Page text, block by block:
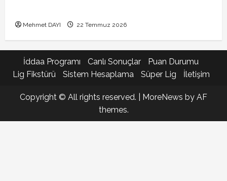
Mehmet DAYI 22 Temmuz 2026
İddaa Programı Canlı Sonuçlar
Puan Durumu
Lig Fikstürü
Sistem Hesaplama Süper Lig İletişim
Copyright © All rights reserved. MoreNews by AF
themes.